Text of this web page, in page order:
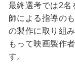
最終選考では2名
師による指導の
の製作に取り組
もって映画製作
す。